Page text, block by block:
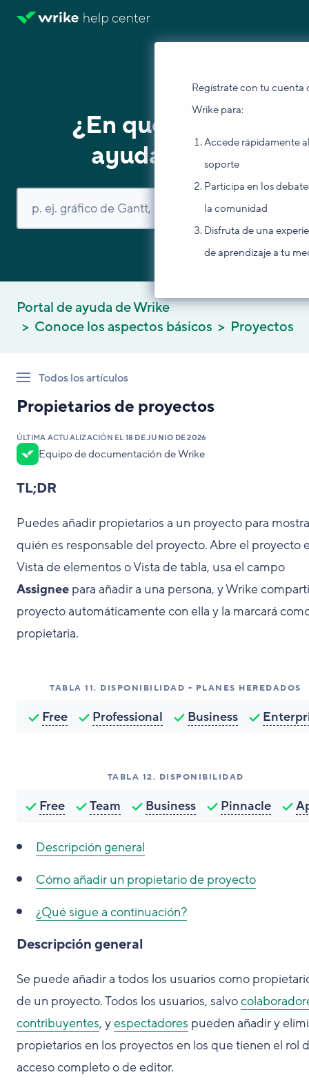
Regístrate con tu cuenta
Wrike para:
Accede rápidamente
soporte
Participa en los
la comunidad
Disfruta de una
de aprendizaje a tu
¿En qué podemos
ayudarte hoy?
Portal de ayuda de Wrike
Conoce los aspectos básicos
Proyectos
Todos los artículos
Propietarios de proyectos
ÚLTIMA ACTUALIZACIÓN EL 18 DE JUNIO DE 2026
Equipo de documentación de Wrike
TL;DR
Puedes añadir propietarios a un proyecto para
quién es responsable del proyecto. Abre el proyecto
Vista de elementos o Vista de tabla, usa el campo
Assignee para añadir a una persona, y Wrike
proyecto automáticamente con ella y la marcará
propietaria.
TABLA 11. DISPONIBILIDAD - PLANES HEREDADOS
Free Professional Business
TABLA 12. DISPONIBILIDAD
Free Team Business Pinnacle
Descripción general
Cómo añadir un propietario de proyecto
¿Qué sigue a continuación?
Descripción general
Se puede añadir a todos los usuarios como
de un proyecto. Todos los usuarios, salvo
contribuyentes, yespectadores pueden añadir y
propietarios en los proyectos en los que tienen el rol
acceso completo o de editor.